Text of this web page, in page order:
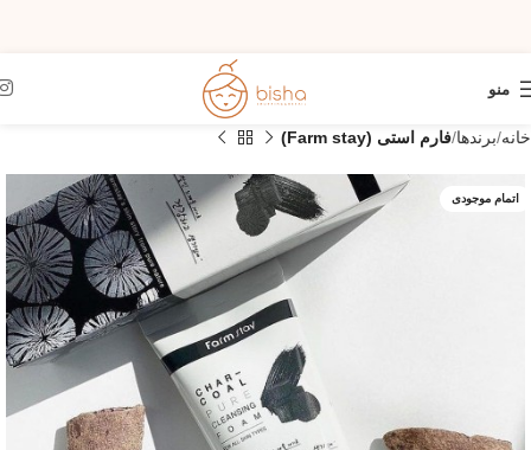
منو
خانه برندها فارم استی (Farm stay)
اتمام موجودی